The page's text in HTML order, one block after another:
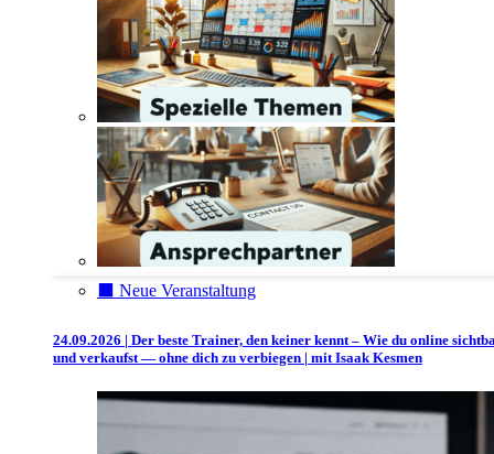
⬛️ Neue Veranstaltung
24.09.2026 | Der beste Trainer, den keiner kennt – Wie du online
und verkaufst — ohne dich zu verbiegen | mit Isaak Kesmen